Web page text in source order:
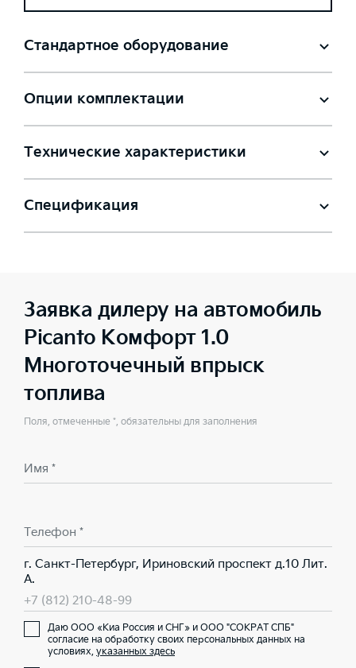
Стандартное оборудование
Опции комплектации
Технические характеристики
Спецификация
Заявка дилеру на автомобиль
Picanto Комфорт 1.0
Многоточечный впрыск
топлива
Поля, отмеченные *, обязательны для заполнения
Имя *
Телефон *
г. Санкт-Петербург, Ириновский проспект д.10 Лит.
А.
+7 (812) 210-48-99
Даю ООО «Киа Россия и СНГ» и ООО "СОКРАТ СПБ"
согласие на обработку своих персональных данных на
условиях, указанных здесь